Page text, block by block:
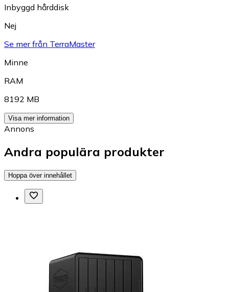
Inbyggd hårddisk
Nej
Se mer från TerraMaster
Minne
RAM
8192 MB
Visa mer information
Annons
Andra populära produkter
Hoppa över innehållet